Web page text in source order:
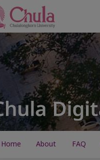
Home About FAQ